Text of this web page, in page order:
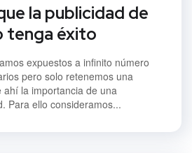
la publicidad de
tenga éxito
expuestos a infinito número
pero solo retenemos una
la importancia de una
Para ello consideramos...